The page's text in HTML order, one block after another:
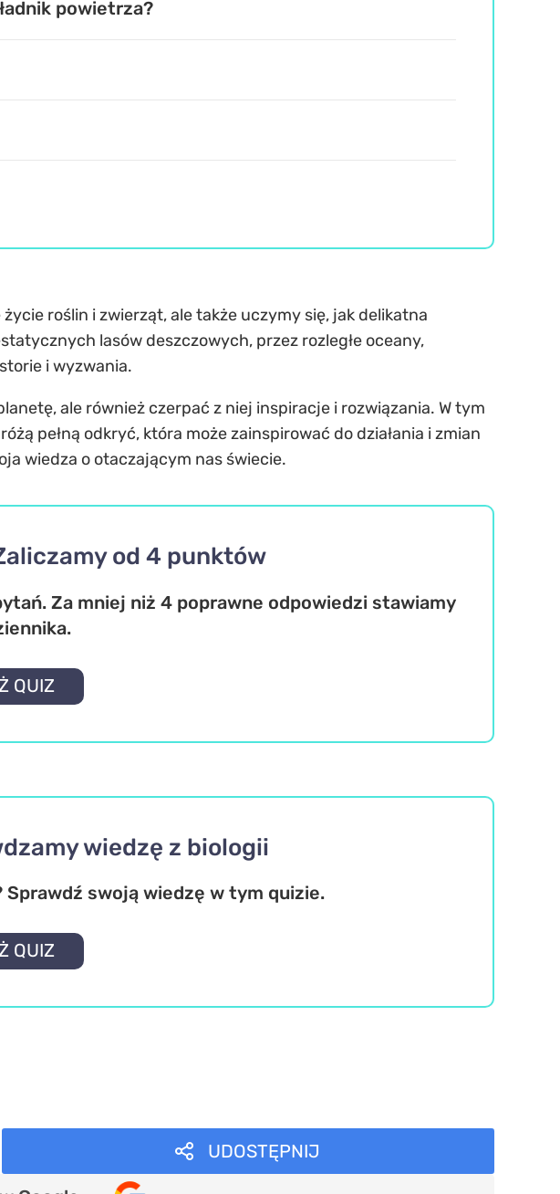
powietrza?
roślin i zwierząt, ale także uczymy się, jak delikatna
lasów deszczowych, przez rozległe oceany,
i wyzwania.
ale również czerpać z niej inspiracje i rozwiązania. W tym
pełną odkryć, która może zainspirować do działania i zmian
wiedza o otaczającym nas świecie.
od 4 punktów
Za mniej niż 4 poprawne odpowiedzi stawiamy
QUIZ
wiedzę z biologii
swoją wiedzę w tym quizie.
QUIZ
UDOSTĘPNIJ